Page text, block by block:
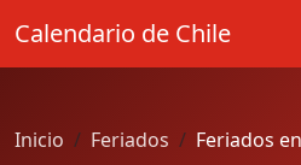
Calendario de Chile
Inicio Feriados Feriados